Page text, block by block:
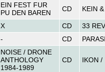
EIN FEST FUR
PU DEN BAREN
CD KEIN
X CD
33
- CD
NOISE / DRONE
ANTHOLOGY
1984-1989
CD IKON /